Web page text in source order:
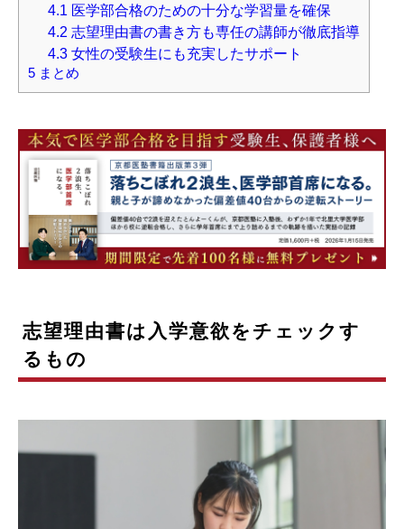
4.1 医学部合格のための十分な学習量を確保
4.2 志望理由書の書き方も専任の講師が徹底指導
4.3女性の受験生にも充実したサポート
5 まとめ
志望理由書は入学意欲をチェックす
るもの